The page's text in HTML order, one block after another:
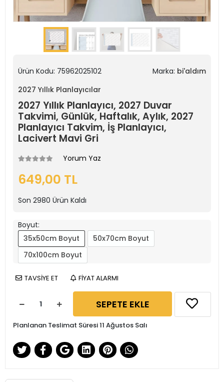
Ürün Kodu: 75962025102 Marka: bi'aldım
2027 Yıllık Planlayıcılar
2027 Yıllık Planlayıcı, 2027 Duvar
Takvimi, Günlük, Haftalık, Aylık, 2027
Planlayıcı Takvim, İş Planlayıcı,
Lacivert Mavi Gri
Yorum Yaz
649,00 TL
Son 2980 Ürün Kaldı
Boyut:
35x50cm Boyut
50x70cm Boyut
70x100cm Boyut
TAVSİYE ET FİYAT ALARMI
SEPETE EKLE
Planlanan Teslimat Süresi 11 Ağustos Salı